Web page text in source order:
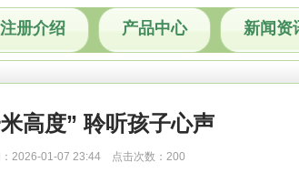
册介绍 产品中心 新闻资
高度” 聆听孩子心声
：2026-01-07 23:44 点击次数：200